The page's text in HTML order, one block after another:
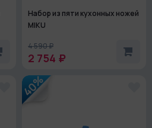
Набор из пяти кухонных ножей
MIKU
4 590 ₽
2 754 ₽
40%